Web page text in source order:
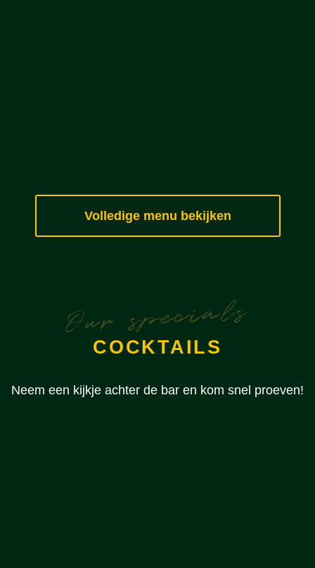
Volledige menu bekijken
Our specials
COCKTAILS
Neem een kijkje achter de bar en kom snel proeven!